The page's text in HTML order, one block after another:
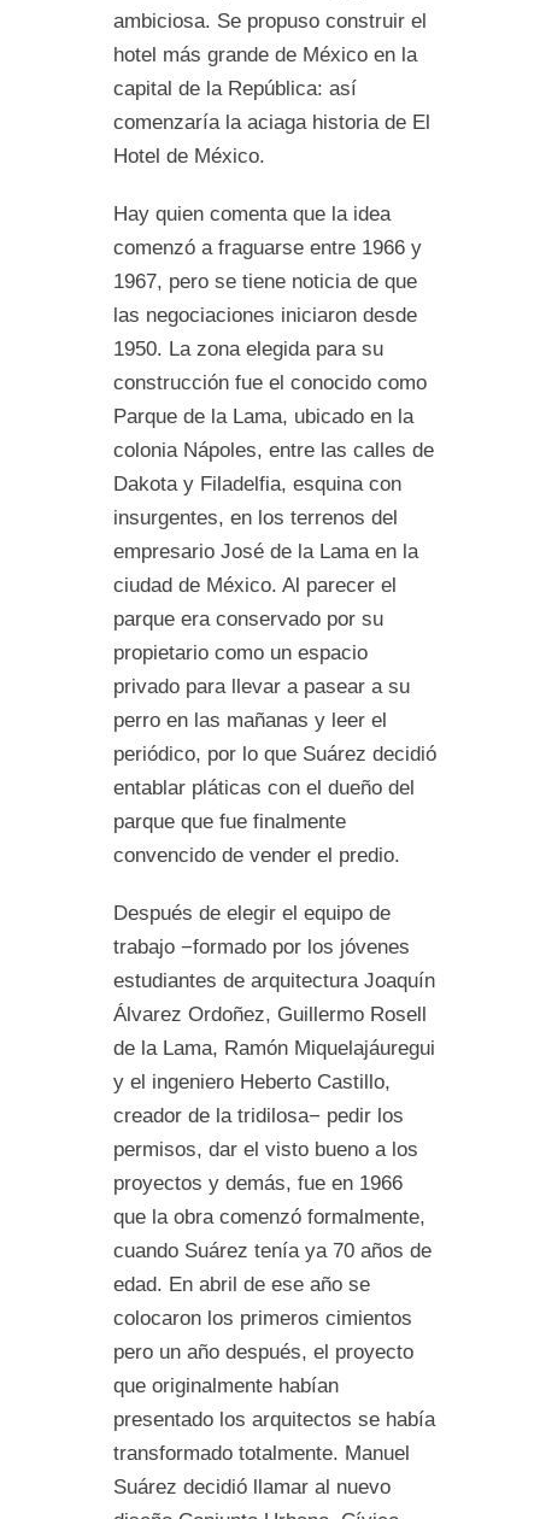
ambiciosa. Se propuso construir el
hotel más grande de México en la
capital de la República: así
comenzaría la aciaga historia de El
Hotel de México.
Hay quien comenta que la idea
comenzó a fraguarse entre 1966 y
1967, pero se tiene noticia de que
las negociaciones iniciaron desde
1950. La zona elegida para su
construcción fue el conocido como
Parque de la Lama, ubicado en la
colonia Nápoles, entre las calles de
Dakota y Filadelfia, esquina con
insurgentes, en los terrenos del
empresario José de la Lama en la
ciudad de México. Al parecer el
parque era conservado por su
propietario como un espacio
privado para llevar a pasear a su
perro en las mañanas y leer el
periódico, por lo que Suárez decidió
entablar pláticas con el dueño del
parque que fue finalmente
convencido de vender el predio.
Después de elegir el equipo de
trabajo −formado por los jóvenes
estudiantes de arquitectura Joaquín
Álvarez Ordoñez, Guillermo Rosell
de la Lama, Ramón Miquelajáuregui
y el ingeniero Heberto Castillo,
creador de la tridilosa− pedir los
permisos, dar el visto bueno a los
proyectos y demás, fue en 1966
que la obra comenzó formalmente,
cuando Suárez tenía ya 70 años de
edad. En abril de ese año se
colocaron los primeros cimientos
pero un año después, el proyecto
que originalmente habían
presentado los arquitectos se había
transformado totalmente. Manuel
Suárez decidió llamar al nuevo